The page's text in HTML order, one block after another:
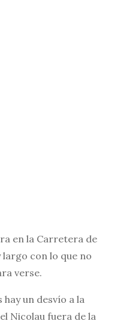
en la Carretera de
largo con lo que no
verse.
un desvío a la
Nicolau fuera de la